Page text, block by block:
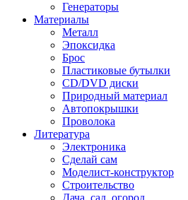
Генераторы
Материалы
Металл
Эпоксидка
Брос
Пластиковые бутылки
CD/DVD диски
Природный материал
Автопокрышки
Проволока
Литература
Электроника
Сделай сам
Моделист-конструктор
Строительство
Дача, сад, огород